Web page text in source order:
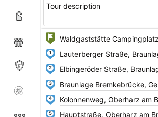
Tour description
1
2
3
4
5